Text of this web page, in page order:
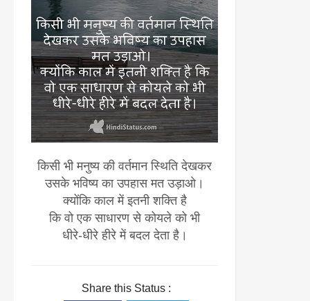
किसी भी मनुष्य की वर्तमान स्थिति देखकर
उसके भविष्य का उपहास मत उड़ाओ।
क्योंकि काल में इतनी शक्ति है
कि वो एक साधारण से कोयले को भी
धीरे-धीरे हीरे में बदल देता है।
Share this Status :